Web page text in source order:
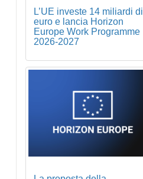
L’UE investe 14 miliardi di
euro e lancia Horizon
Europe Work Programme
2026-2027